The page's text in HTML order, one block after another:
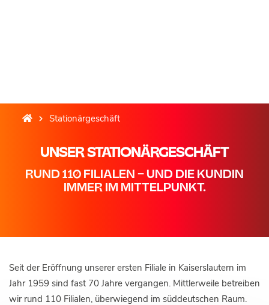
Stationärgeschäft
UNSER STATIONÄRGESCHÄFT
RUND 110 FILIALEN – UND DIE KUNDIN
IMMER IM MITTELPUNKT.
Seit der Eröffnung unserer ersten Filiale in Kaiserslautern im
Jahr 1959 sind fast 70 Jahre vergangen. Mittlerweile betreiben
wir rund 110 Filialen, überwiegend im süddeutschen Raum.